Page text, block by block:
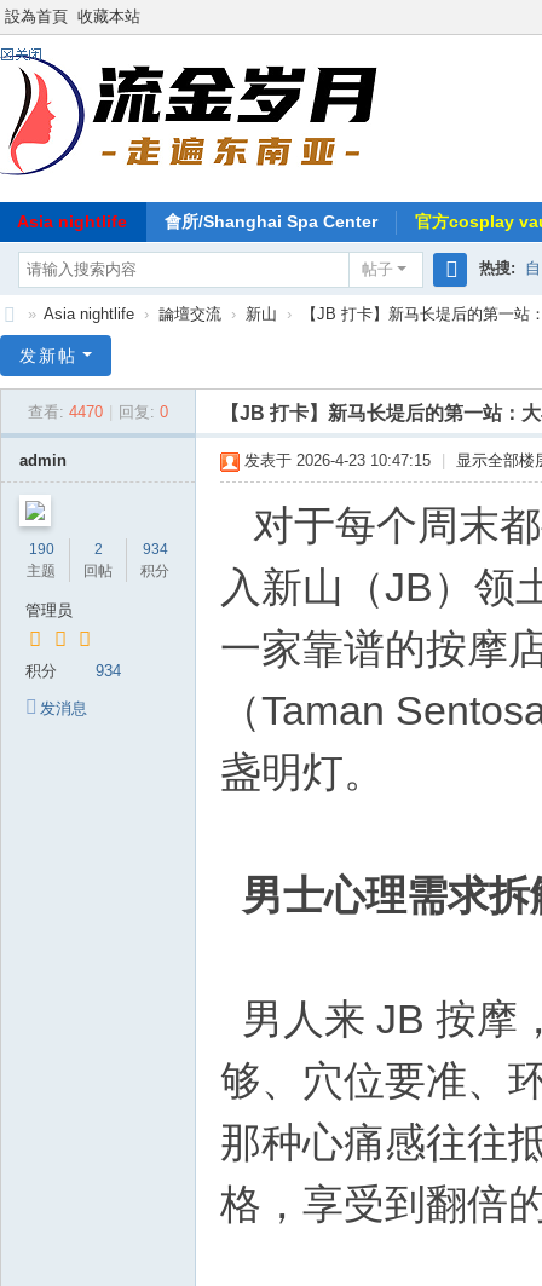
設為首頁 收藏本站
Asia nightlife 會所/Shanghai Spa Center 官方cosplay
帖子
搜
热搜:
南
» Asia nightlife › 論壇交流 › 新山 › 【JB 打卡】新马长堤后的第一站
发新帖
查看: 4470 回复: 0 【JB 打卡】新马长堤后的第一站：
admin
190
主题
2
回帖
934
积分
管理员
积分 934
发消息
发表于 2026-4-23 10:47:15 显示全部楼
对于每个周末
入新山（JB）领
一家靠谱的按摩
（Taman
盏明灯。
男士心理需求拆
男人来 JB 按摩
够、穴位要准、
那种心痛感往往
格，享受到翻倍